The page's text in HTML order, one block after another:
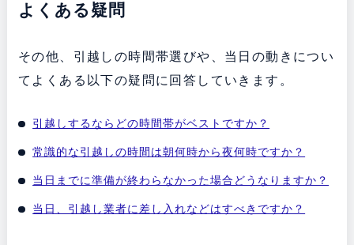
よくある疑問
その他、引越しの時間帯選びや、当日の動きについ
てよくある以下の疑問に回答していきます。
引越しするならどの時間帯がベストですか？
常識的な引越しの時間は朝何時から夜何時ですか？
当日までに準備が終わらなかった場合どうなりますか？
当日、引越し業者に差し入れなどはすべきですか？